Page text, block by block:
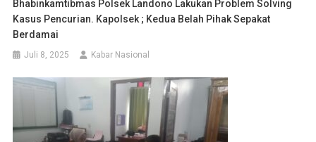
Bhabinkamtibmas Polsek Landono Lakukan Problem Solving
Kasus Pencurian. Kapolsek ; Kedua Belah Pihak Sepakat
Berdamai
Juli 8, 2025 Kabar Nasional